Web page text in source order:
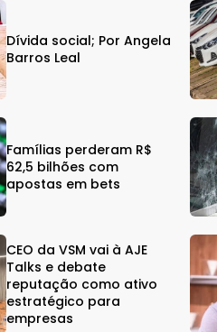
Dívida social; Por Angela
Barros Leal
Famílias perderam R$
62,5 bilhões com
apostas em bets
CEO da VSM vai à AJE
Talks e debate
reputação como ativo
estratégico para
empresas